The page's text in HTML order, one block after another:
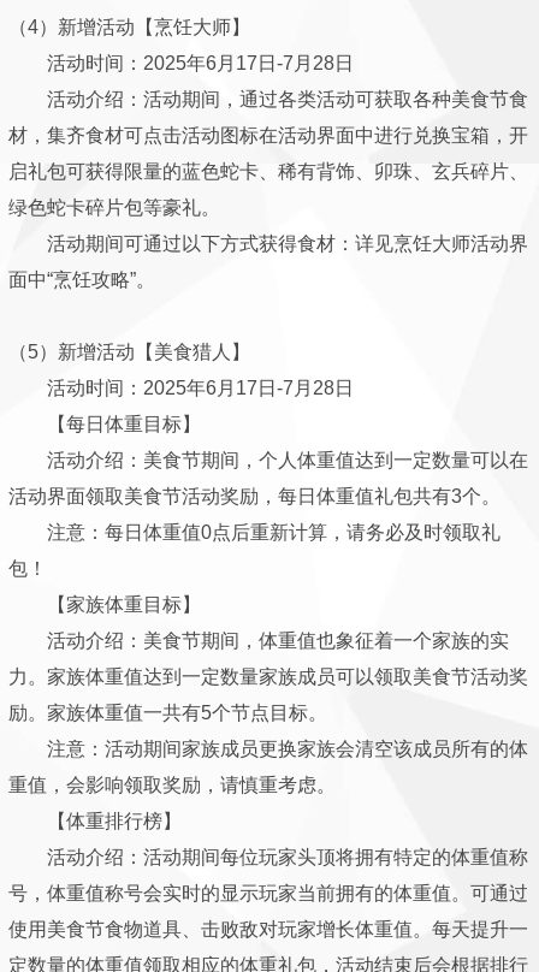
（4）新增活动【烹饪大师】
活动时间：2025年6月17日-7月28日
活动介绍：活动期间，通过各类活动可获取各种美食节食
材，集齐食材可点击活动图标在活动界面中进行兑换宝箱，开
启礼包可获得限量的蓝色蛇卡、稀有背饰、卯珠、玄兵碎片、
绿色蛇卡碎片包等豪礼。
活动期间可通过以下方式获得食材：详见烹饪大师活动界
面中“烹饪攻略”。
（5）新增活动【美食猎人】
活动时间：2025年6月17日-7月28日
【每日体重目标】
活动介绍：美食节期间，个人体重值达到一定数量可以在
活动界面领取美食节活动奖励，每日体重值礼包共有3个。
注意：每日体重值0点后重新计算，请务必及时领取礼
包！
【家族体重目标】
活动介绍：美食节期间，体重值也象征着一个家族的实
力。家族体重值达到一定数量家族成员可以领取美食节活动奖
励。家族体重值一共有5个节点目标。
注意：活动期间家族成员更换家族会清空该成员所有的体
重值，会影响领取奖励，请慎重考虑。
【体重排行榜】
活动介绍：活动期间每位玩家头顶将拥有特定的体重值称
号，体重值称号会实时的显示玩家当前拥有的体重值。可通过
使用美食节食物道具、击败敌对玩家增长体重值。每天提升一
定数量的体重值领取相应的体重礼包，活动结束后会根据排行